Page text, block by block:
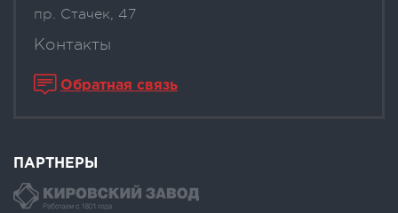
пр. Стачек, 47
Контакты
Обратная связь
ПАРТНЕРЫ